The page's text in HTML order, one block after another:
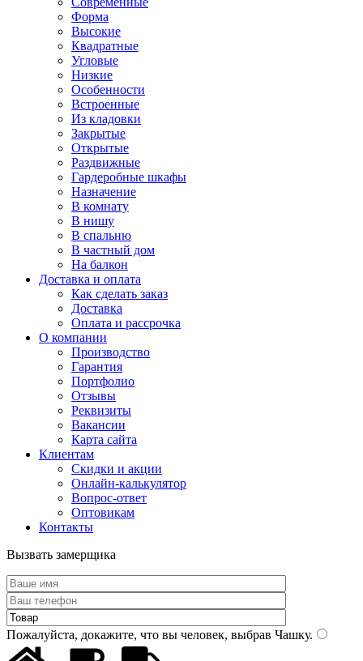
Форма
Высокие
Квадратные
Угловые
Низкие
Особенности
Встроенные
Из кладовки
Закрытые
Открытые
Раздвижные
Гардеробные шкафы
Назначение
В комнату
В нишу
В спальню
В частный дом
На балкон
Доставка и оплата
Как сделать заказ
Доставка
Оплата и рассрочка
О компании
Производство
Гарантия
Портфолио
Отзывы
Реквизиты
Вакансии
Карта сайта
Клиентам
Скидки и акции
Онлайн-калькулятор
Вопрос-ответ
Оптовикам
Контакты
Вызвать замерщика
Пожалуйста, докажите, что вы человек, выбрав Чашку.